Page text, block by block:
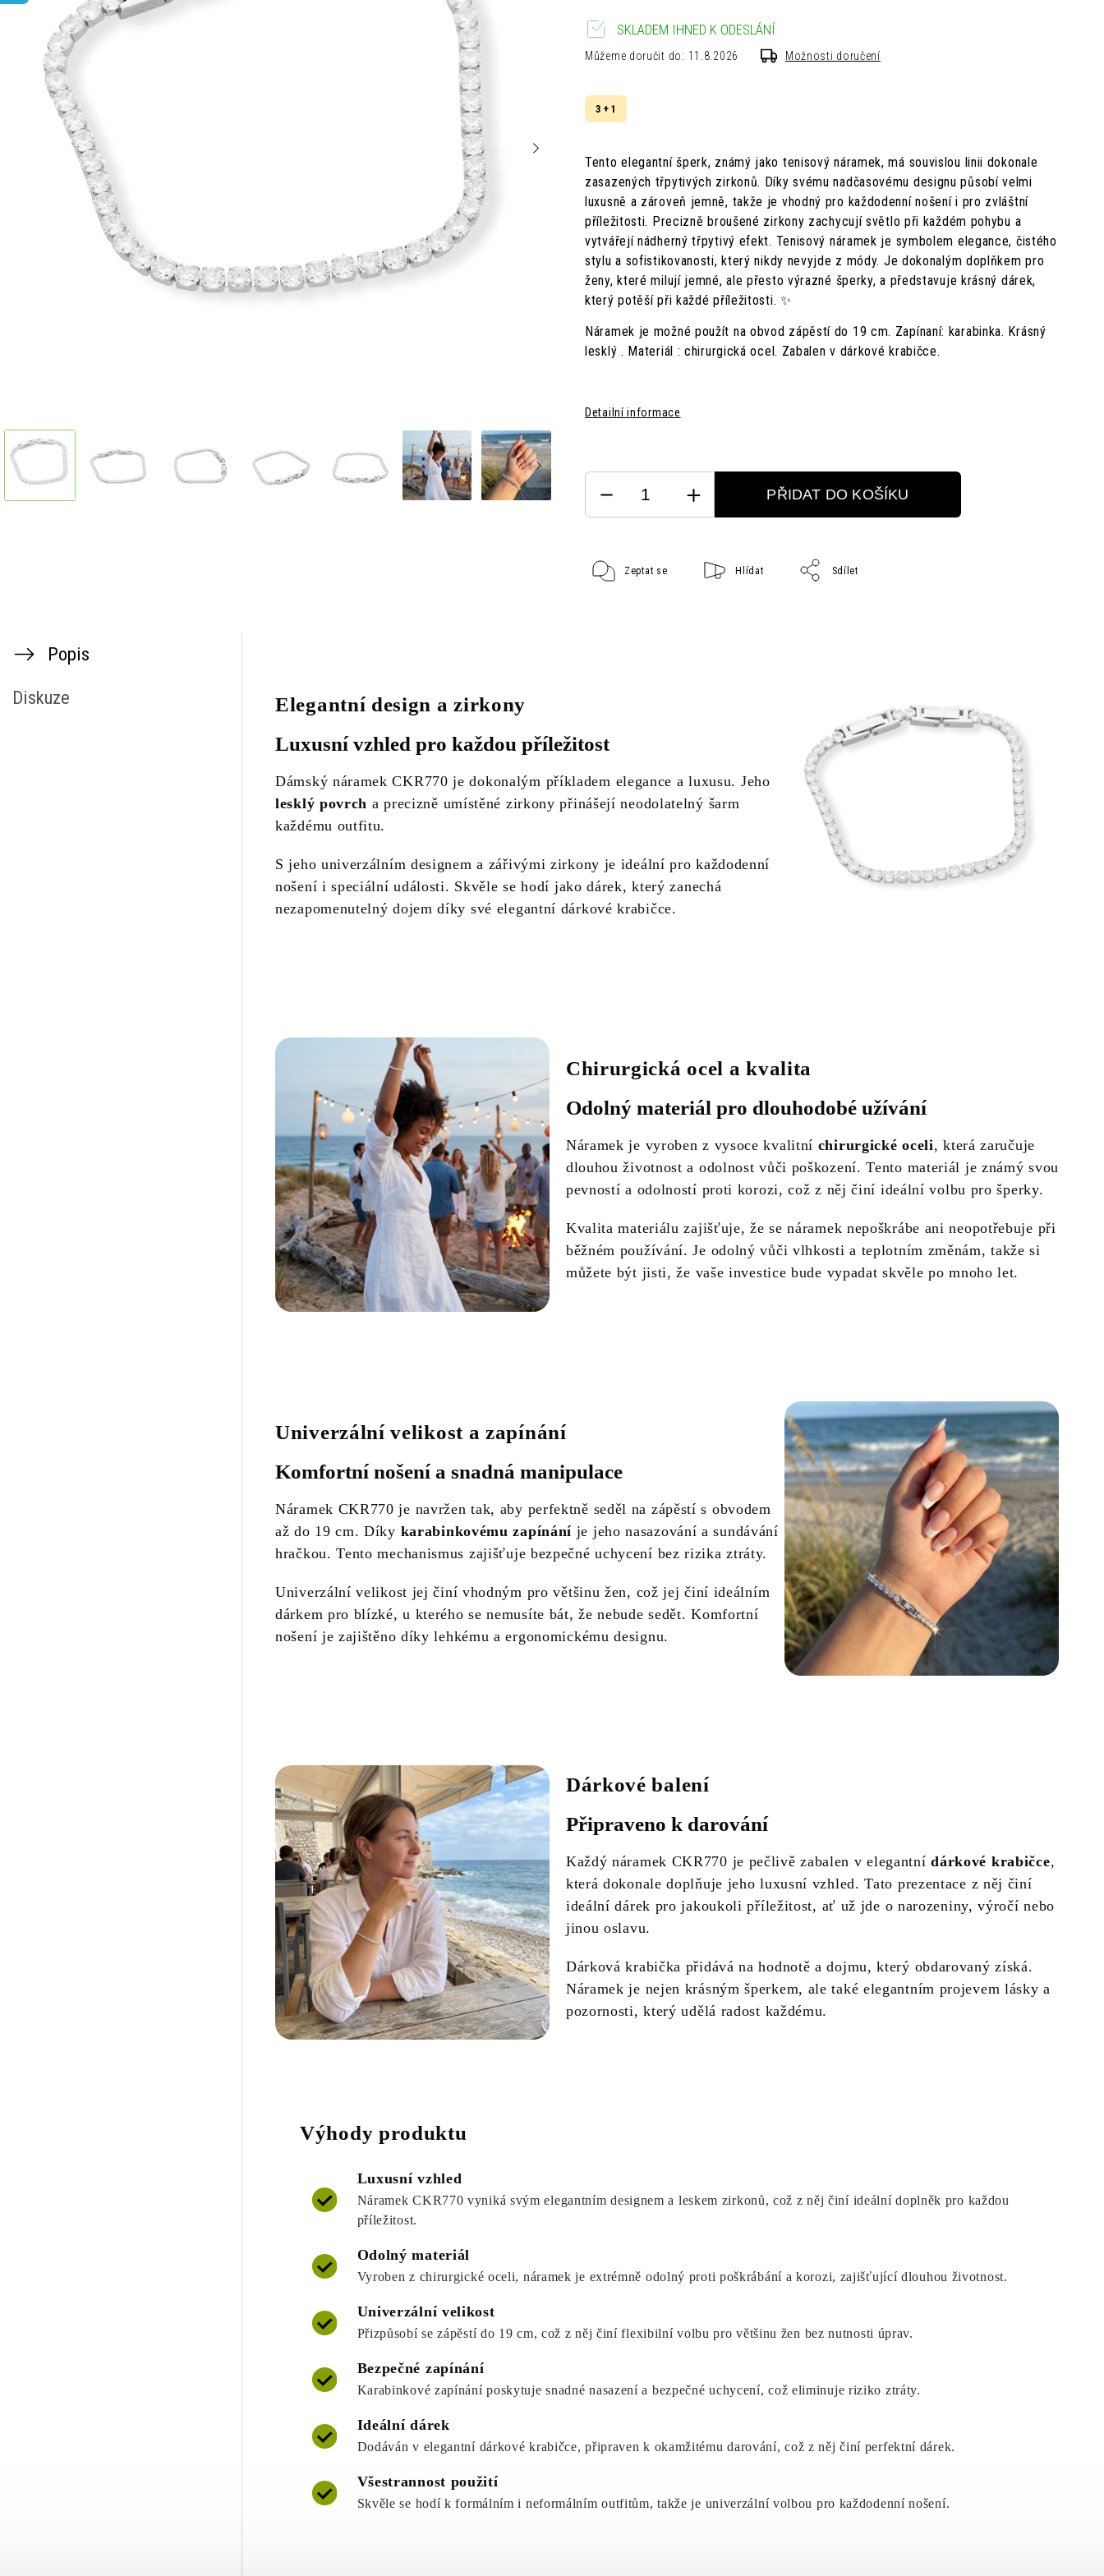
3 + 1
Tento elegantní šperk, známý jako tenisový náramek, má souvislou linii dokonale
zasazených třpytivých zirkonů. Díky svému nadčasovému designu působí velmi
luxusně a zároveň jemně, takže je vhodný pro každodenní nošení i pro zvláštní
příležitosti. Precizně broušené zirkony zachycují světlo při každém pohybu a
vytvářejí nádherný třpytivý efekt. Tenisový náramek je symbolem elegance, čistého
stylu a sofistikovanosti, který nikdy nevyjde z módy. Je dokonalým doplňkem pro
ženy, které milují jemné, ale přesto výrazné šperky, a představuje krásný dárek,
který potěší při každé příležitosti. ✨
Náramek je možné použít na obvod zápěstí do 19 cm. Zapínaní: karabinka. Krásný
lesklý . Materiál : chirurgická ocel. Zabalen v dárkové krabičce.
Detailní informace
SKLADEM IHNED K ODESLÁNÍ
Můžeme doručit do: 11.8.2026 Možnosti doručení
PŘIDAT DO KOŠÍKU
Zeptat se Hlídat Sdílet
Popis
Diskuze
Elegantní design a zirkony
Luxusní vzhled pro každou příležitost
Dámský náramek CKR770 je dokonalým příkladem elegance a luxusu. Jeho
lesklý povrch a precizně umístěné zirkony přinášejí neodolatelný šarm
každému outfitu.
S jeho univerzálním designem a zářivými zirkony je ideální pro každodenní
nošení i speciální události. Skvěle se hodí jako dárek, který zanechá
nezapomenutelný dojem díky své elegantní dárkové krabičce.
Chirurgická ocel a kvalita
Odolný materiál pro dlouhodobé užívání
Náramek je vyroben z vysoce kvalitní chirurgické oceli, která zaručuje
dlouhou životnost a odolnost vůči poškození. Tento materiál je známý svou
pevností a odolností proti korozi, což z něj činí ideální volbu pro šperky.
Kvalita materiálu zajišťuje, že se náramek nepoškrábe ani neopotřebuje při
běžném používání. Je odolný vůči vlhkosti a teplotním změnám, takže si
můžete být jisti, že vaše investice bude vypadat skvěle po mnoho let.
Univerzální velikost a zapínání
Komfortní nošení a snadná manipulace
Náramek CKR770 je navržen tak, aby perfektně seděl na zápěstí s obvodem
až do 19 cm. Díky karabinkovému zapínání je jeho nasazování a sundávání
hračkou. Tento mechanismus zajišťuje bezpečné uchycení bez rizika ztráty.
Univerzální velikost jej činí vhodným pro většinu žen, což jej činí ideálním
dárkem pro blízké, u kterého se nemusíte bát, že nebude sedět. Komfortní
nošení je zajištěno díky lehkému a ergonomickému designu.
Dárkové balení
Připraveno k darování
Každý náramek CKR770 je pečlivě zabalen v elegantnídárkové krabičce,
která dokonale doplňuje jeho luxusní vzhled. Tato prezentace z něj činí
ideální dárek pro jakoukoli příležitost, ať už jde o narozeniny, výročí nebo
jinou oslavu.
Dárková krabička přidává na hodnotě a dojmu, který obdarovaný získá.
Náramek je nejen krásným šperkem, ale také elegantním projevem lásky a
pozornosti, který udělá radost každému.
Výhody produktu
Luxusní vzhled
Náramek CKR770 vyniká svým elegantním designem a leskem zirkonů, což z něj činí ideální doplněk pro každou
příležitost.
Odolný materiál
Vyroben z chirurgické oceli, náramek je extrémně odolný proti poškrábání a korozi, zajišťující dlouhou životnost.
Univerzální velikost
Přizpůsobí se zápěstí do 19 cm, což z něj činí flexibilní volbu pro většinu žen bez nutnosti úprav.
Bezpečné zapínání
Karabinkové zapínání poskytuje snadné nasazení a bezpečné uchycení, což eliminuje riziko ztráty.
Ideální dárek
Dodáván v elegantní dárkové krabičce, připraven k okamžitému darování, což z něj činí perfektní dárek.
Všestrannost použití
Skvěle se hodí k formálním i neformálním outfitům, takže je univerzální volbou pro každodenní nošení.